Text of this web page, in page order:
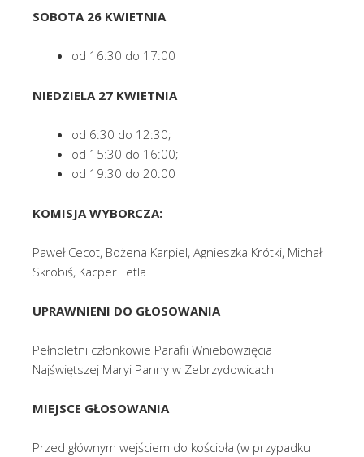
SOBOTA 26 KWIETNIA
od 16:30 do 17:00
NIEDZIELA 27 KWIETNIA
od 6:30 do 12:30;
od 15:30 do 16:00;
od 19:30 do 20:00
KOMISJA WYBORCZA:
Paweł Cecot, Bożena Karpiel, Agnieszka Krótki, Michał
Skrobiś, Kacper Tetla
UPRAWNIENI DO GŁOSOWANIA
Pełnoletni członkowie Parafii Wniebowzięcia
Najświętszej Maryi Panny w Zebrzydowicach
MIEJSCE GŁOSOWANIA
Przed głównym wejściem do kościoła (w przypadku